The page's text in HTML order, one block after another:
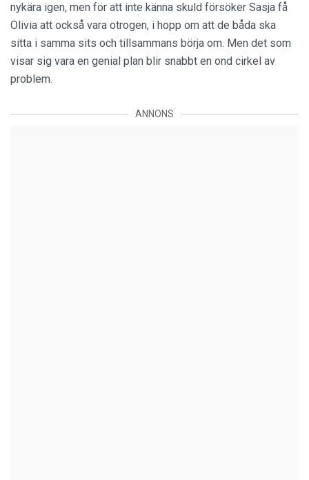
nykära igen, men för att inte känna skuld försöker Sasja få
Olivia att också vara otrogen, i hopp om att de båda ska
sitta i samma sits och tillsammans börja om. Men det som
visar sig vara en genial plan blir snabbt en ond cirkel av
problem.
ANNONS